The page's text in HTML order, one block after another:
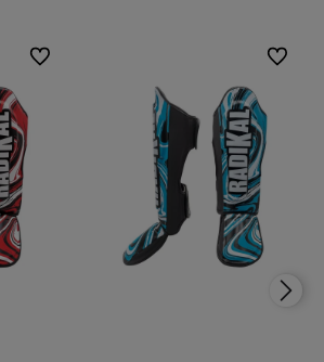
Do ulubionych Do